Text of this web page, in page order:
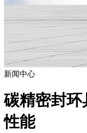
新闻中心
碳精密封
性能